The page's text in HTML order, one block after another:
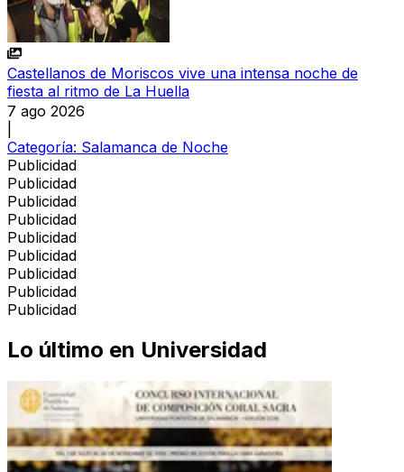
Castellanos de Moriscos vive una intensa noche de
fiesta al ritmo de La Huella
7 ago 2026
Categoría: Salamanca de Noche
Publicidad
Publicidad
Publicidad
Publicidad
Publicidad
Publicidad
Publicidad
Publicidad
Publicidad
Lo último en Universidad